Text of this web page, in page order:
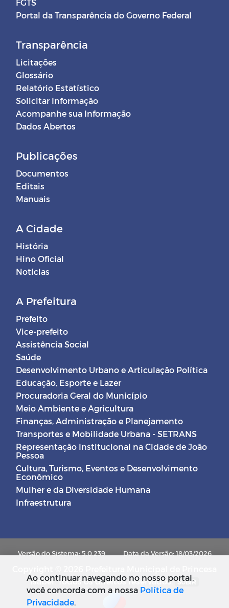
FGTS
Portal da Transparência do Governo Federal
Transparência
Licitações
Glossário
Relatório Estatístico
Solicitar Informação
Acompanhe sua Informação
Dados Abertos
Publicações
Documentos
Editais
Manuais
A Cidade
História
Hino Oficial
Notícias
A Prefeitura
Prefeito
Vice-prefeito
Assistência Social
Saúde
Desenvolvimento Urbano e Articulação Política
Educação, Esporte e Lazer
Procuradoria Geral do Município
Meio Ambiente e Agricultura
Finanças, Administração e Planejamento
Transportes e Mobilidade Urbana - SETRANS
Representação Institucional na Cidade de João
Pessoa
Cultura, Turismo, Eventos e Desenvolvimento
Econômico
Mulher e da Diversidade Humana
Infraestrutura
Versão do Sistema: 5.0.239 Data da Versão: 18/03/2026
Isabel. Todos os direitos reservados. SUBIR
Ao continuar navegando no nosso portal,
você concorda com a nossa Política de
Privacidade.